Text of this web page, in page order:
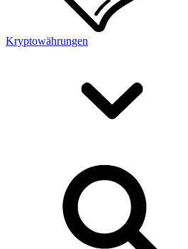
Kryptowährungen